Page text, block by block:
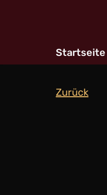
Startseite
Zurück